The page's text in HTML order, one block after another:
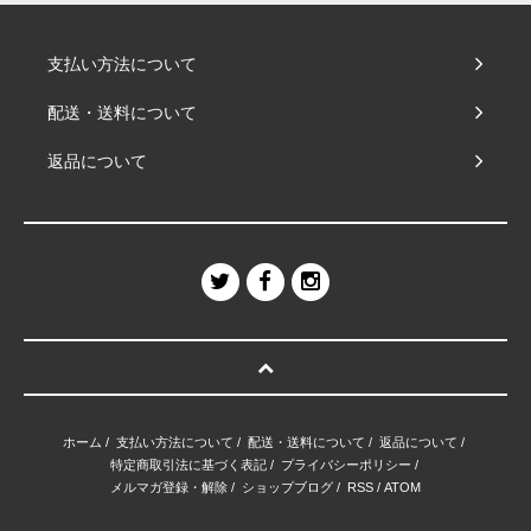
支払い方法について
配送・送料について
返品について
ホーム / 支払い方法について / 配送・送料について / 返品について /
特定商取引法に基づく表記/ プライバシーポリシー /
メルマガ登録・解除 / ショップブログ / RSS / ATOM